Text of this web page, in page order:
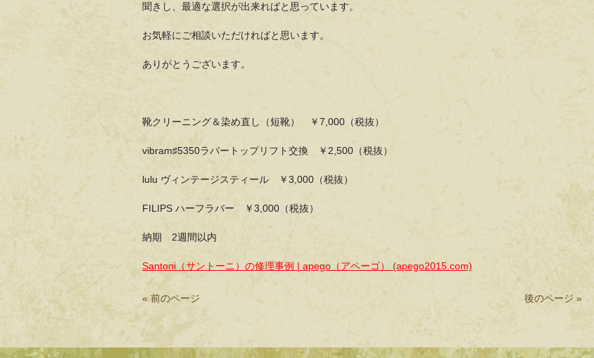
聞きし、最適な選択が出来ればと思っています。
お気軽にご相談いただければと思います。
ありがとうございます。
靴クリーニング＆染め直し（短靴） ￥7,000（税抜）
vibram♯5350ラバートップリフト交換 ￥2,500（税抜）
lulu ヴィンテージスティール ￥3,000（税抜）
FILIPS ハーフラバー ￥3,000（税抜）
納期 2週間以内
Santoni（サントーニ）の修理事例 | apego（アペーゴ） (apego2015.com)
« 前のページ 後のページ »